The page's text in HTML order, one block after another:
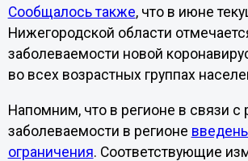
Сообщалось также, что в июне
Нижегородской области
заболеваемости новой
во всех возрастных группах
Напомним, что в регионе в связи с
заболеваемости в регионе
ограничения. Соответствующие